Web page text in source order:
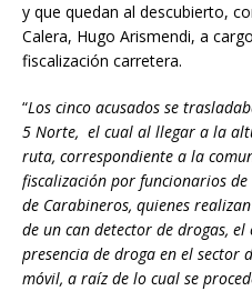
y que quedan al descubierto,
Calera, Hugo Arismendi, a
fiscalización carretera.
“Los cinco acusados se
5 Norte, el cual al llegar a la
ruta, correspondiente a la
fiscalización por funcionarios de
de Carabineros, quienes
de un can detector de drogas,
presencia de droga en el sector
móvil, a raíz de lo cual se